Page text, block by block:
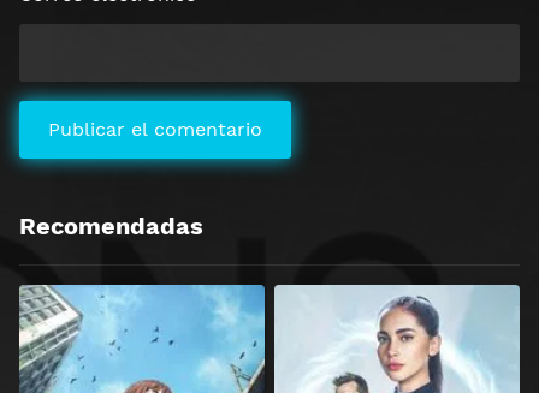
Recomendadas